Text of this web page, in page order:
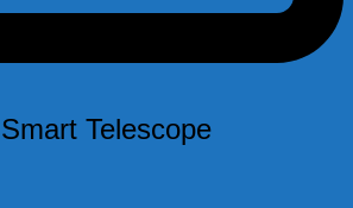
Telescope